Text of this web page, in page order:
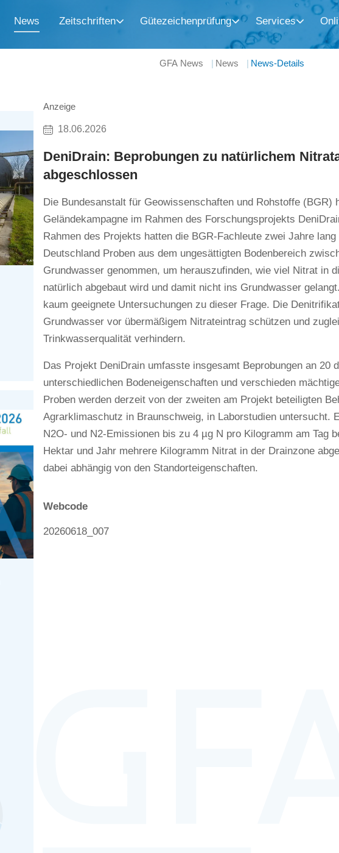
News Zeitschriften Gütezeichenprüfung Services
GFA News News News-Details
Anzeige
18.06.2026
DeniDrain: Beprobungen zu natürlichem
abgeschlossen
Die Bundesanstalt für Geowissenschaften und Rohstoffe (BGR)
Geländekampagne im Rahmen des Forschungsprojekts
Rahmen des Projekts hatten die BGR-Fachleute zwei Jahre
Deutschland Proben aus dem ungesättigten Bodenbereich
Grundwasser genommen, um herauszufinden, wie viel Nitrat in
natürlich abgebaut wird und damit nicht ins Grundwasser
kaum geeignete Untersuchungen zu dieser Frage. Die
Grundwasser vor übermäßigem Nitrateintrag schützen und
Trinkwasserqualität verhindern.
Das Projekt DeniDrain umfasste insgesamt Beprobungen an 20
unterschiedlichen Bodeneigenschaften und verschieden
Proben werden derzeit von der zweiten am Projekt beteiligten
Agrarklimaschutz in Braunschweig, in Laborstudien untersucht.
N2O- und N2-Emissionen bis zu 4 µg N pro Kilogramm am Tag
Hektar und Jahr mehrere Kilogramm Nitrat in der Drainzone
dabei abhängig von den Standorteigenschaften.
Webcode
20260618_007